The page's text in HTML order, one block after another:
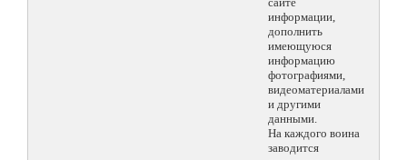
информации,
дополнить
имеющуюся
информацию
фотографиями,
видеоматериалами
и другими
данными.
На каждого воина
заводится